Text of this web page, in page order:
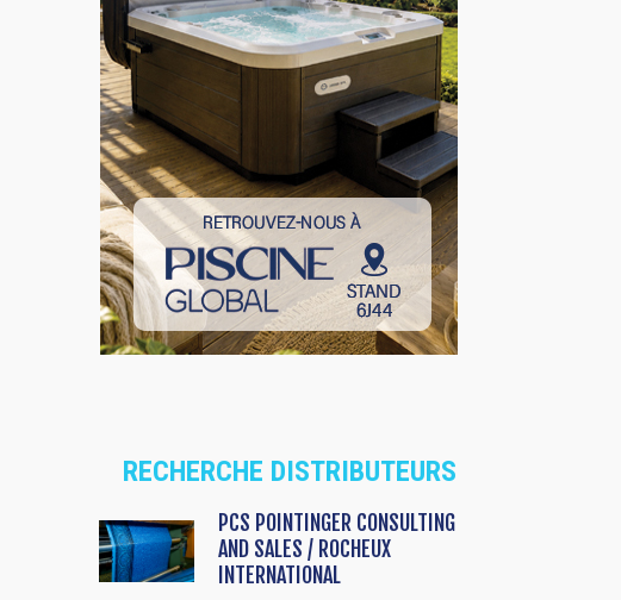
RECHERCHE DISTRIBUTEURS
PCS POINTINGER CONSULTING
AND SALES / ROCHEUX
INTERNATIONAL